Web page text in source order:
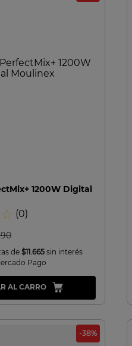
1200W Digital
☆ (0)
de$11.665 sin interés
Pago
AL CARRO
-38%